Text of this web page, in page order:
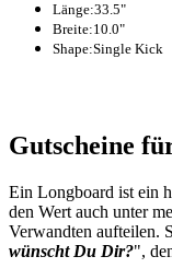
Länge:33.5"
Breite:10.0"
Shape:Single Kick
Gutscheine
Ein Longboard ist ein
den Wert auch unter
Verwandten aufteilen.
wünscht Du Dir?",